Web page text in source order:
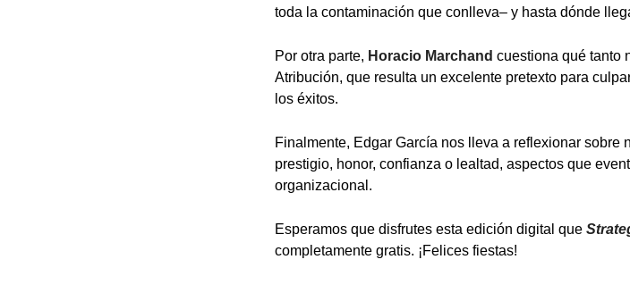
toda la contaminación que conlleva– y hasta dónde
Por otra parte, Horacio Marchand cuestiona qué tanto
Atribución, que resulta un excelente pretexto para
los éxitos.
Finalmente, Edgar García nos lleva a reflexionar sobre
prestigio, honor, confianza o lealtad, aspectos que
organizacional.
Esperamos que disfrutes esta edición digital que
completamente gratis. ¡Felices fiestas!